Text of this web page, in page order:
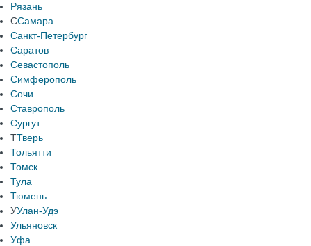
Рязань
ССамара
Санкт-Петербург
Саратов
Севастополь
Симферополь
Сочи
Ставрополь
Сургут
ТТверь
Тольятти
Томск
Тула
Тюмень
УУлан-Удэ
Ульяновск
Уфа